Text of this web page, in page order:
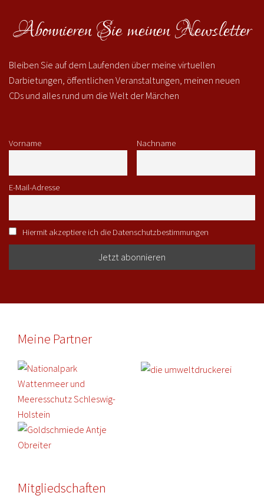
Abonnieren Sie meinen Newsletter
Bleiben Sie auf dem Laufenden über meine virtuellen
Darbietungen, öffentlichen Veranstaltungen, meinen neuen
CDs und alles rund um die Welt der Märchen
Vorname Nachname
E-Mail-Adresse
Hiermit akzeptiere ich die Datenschutzbestimmungen
Meine Partner
Mitgliedschaften